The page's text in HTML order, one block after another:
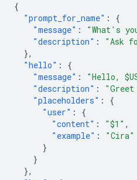
{
"prompt_for_name" :
{
"message" : "What's
"description" :
"Ask
},
"hello" :
{
"message" : "Hello,
"description" :
"placeholders" :
{
"user" :
{
"content" : "$1" ,
"example" :
"Cira"
}
}
},